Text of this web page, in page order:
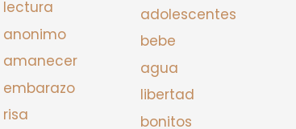
lectura
anonimo
amanecer
embarazo
risa
adolescentes
bebe
agua
libertad
bonitos